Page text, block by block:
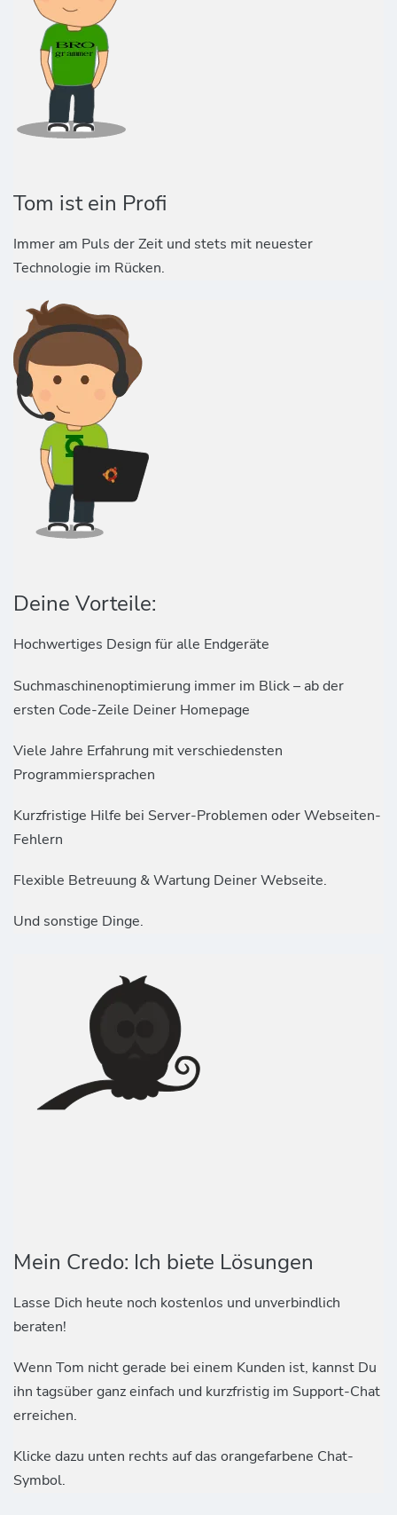
Tom ist ein Profi
Immer am Puls der Zeit und stets mit neuester
Technologie im Rücken.
Deine Vorteile:
Hochwertiges Design für alle Endgeräte
Suchmaschinenoptimierung immer im Blick – ab der
ersten Code-Zeile Deiner Homepage
Viele Jahre Erfahrung mit verschiedensten
Programmiersprachen
Kurzfristige Hilfe bei Server-Problemen oder Webseiten-
Fehlern
Flexible Betreuung & Wartung Deiner Webseite.
Und sonstige Dinge.
Mein Credo: Ich biete Lösungen
Lasse Dich heute noch kostenlos und unverbindlich
beraten!
Wenn Tom nicht gerade bei einem Kunden ist, kannst Du
ihn tagsüber ganz einfach und kurzfristig im Support-Chat
erreichen.
Klicke dazu unten rechts auf das orangefarbene Chat-
Symbol.